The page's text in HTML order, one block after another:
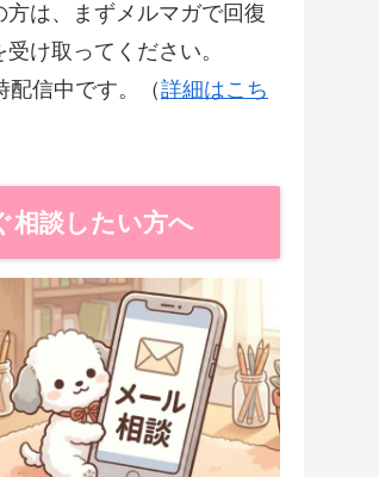
方は、まずメルマガで回復
受け取ってください。
配信中です。（詳細はこち
相談したい方へ